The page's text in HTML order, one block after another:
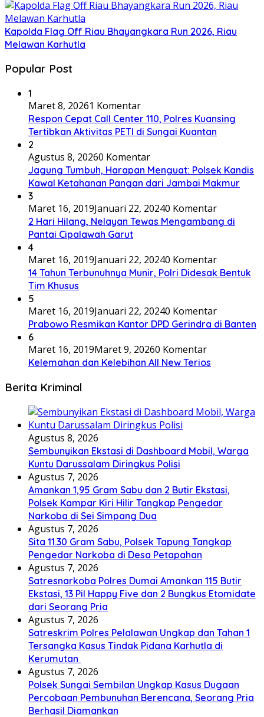
Kapolda Flag Off Riau Bhayangkara Run 2026, Riau
Melawan Karhutla
Popular Post
1
Maret 8, 20261 Komentar
Respon Cepat Call Center 110, Polres Kuansing
Tertibkan Aktivitas PETI di Sungai Kuantan
2
Agustus 8, 20260 Komentar
Jagung Tumbuh, Harapan Menguat: Polsek Kandis
Kawal Ketahanan Pangan dari Jambai Makmur
3
Maret 16, 2019Januari 22, 20240 Komentar
2 Hari Hilang, Nelayan Tewas Mengambang di
Pantai Cipalawah Garut
4
Maret 16, 2019Januari 22, 20240 Komentar
14 Tahun Terbunuhnya Munir, Polri Didesak Bentuk
Tim Khusus
5
Maret 16, 2019Januari 22, 20240 Komentar
Prabowo Resmikan Kantor DPD Gerindra di Banten
6
Maret 16, 2019Maret 9, 20260 Komentar
Kelemahan dan Kelebihan All New Terios
Berita Kriminal
Agustus 8, 2026
Sembunyikan Ekstasi di Dashboard Mobil, Warga
Kuntu Darussalam Diringkus Polisi
Agustus 7, 2026
Amankan 1,95 Gram Sabu dan 2 Butir Ekstasi,
Polsek Kampar Kiri Hilir Tangkap Pengedar
Narkoba di Sei Simpang Dua
Agustus 7, 2026
Sita 11.30 Gram Sabu, Polsek Tapung Tangkap
Pengedar Narkoba di Desa Petapahan
Agustus 7, 2026
Satresnarkoba Polres Dumai Amankan 115 Butir
Ekstasi, 13 Pil Happy Five dan 2 Bungkus Etomidate
dari Seorang Pria
Agustus 7, 2026
Satreskrim Polres Pelalawan Ungkap dan Tahan 1
Tersangka Kasus Tindak Pidana Karhutla di
Kerumutan
Agustus 7, 2026
Polsek Sungai Sembilan Ungkap Kasus Dugaan
Percobaan Pembunuhan Berencana, Seorang Pria
Berhasil Diamankan